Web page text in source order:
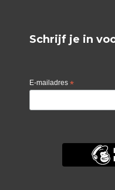
Schrijf je in
E-mailadres *